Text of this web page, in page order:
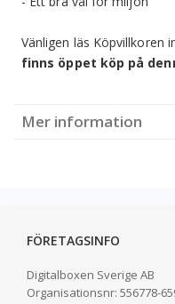
Vänligen läs Köpvillkoren
finns öppet köp på
Mer information
FÖRETAGSINFO
Digitalboxen Sverige AB
Organisationsnr: 556778-